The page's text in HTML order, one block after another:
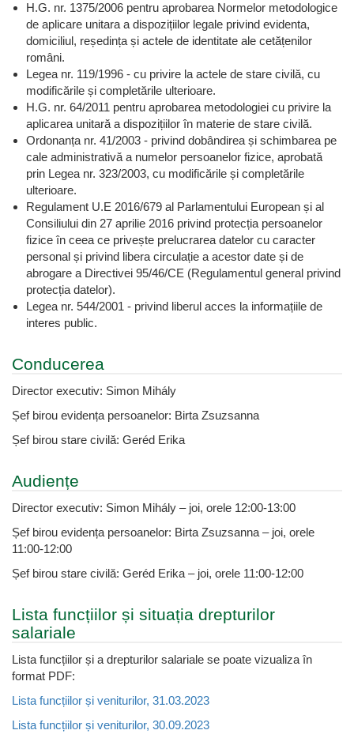
H.G. nr. 1375/2006 pentru aprobarea Normelor metodologice
de aplicare unitara a dispozițiilor legale privind evidenta,
domiciliul, reședința și actele de identitate ale cetățenilor
români.
Legea nr. 119/1996 - cu privire la actele de stare civilă, cu
modificările și completările ulterioare.
H.G. nr. 64/2011 pentru aprobarea metodologiei cu privire la
aplicarea unitară a dispozițiilor în materie de stare civilă.
Ordonanța nr. 41/2003 - privind dobândirea și schimbarea pe
cale administrativă a numelor persoanelor fizice, aprobată
prin Legea nr. 323/2003, cu modificările și completările
ulterioare.
Regulament U.E 2016/679 al Parlamentului European și al
Consiliului din 27 aprilie 2016 privind protecția persoanelor
fizice în ceea ce privește prelucrarea datelor cu caracter
personal și privind libera circulație a acestor date și de
abrogare a Directivei 95/46/CE (Regulamentul general privind
protecția datelor).
Legea nr. 544/2001 - privind liberul acces la informațiile de
interes public.
Conducerea
Director executiv: Simon Mihály
Șef birou evidența persoanelor: Birta Zsuzsanna
Șef birou stare civilă: Geréd Erika
Audiențe
Director executiv: Simon Mihály – joi, orele 12:00-13:00
Șef birou evidența persoanelor: Birta Zsuzsanna – joi, orele
11:00-12:00
Șef birou stare civilă: Geréd Erika – joi, orele 11:00-12:00
Lista funcțiilor și situația drepturilor
salariale
Lista funcțiilor și a drepturilor salariale se poate vizualiza în
format PDF:
Lista funcțiilor și veniturilor, 31.03.2023
Lista funcțiilor și veniturilor, 30.09.2023